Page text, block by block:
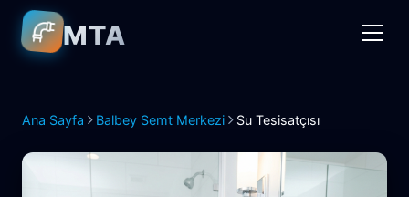
MTA
Ana Sayfa Balbey Semt Merkezi Su Tesisatçısı